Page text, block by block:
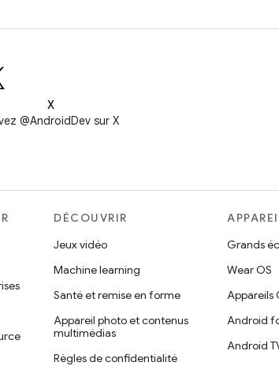
X
@AndroidDev sur X
DÉCOUVRIR
Jeux vidéo
Machine learning
Santé et remise en forme
Appareil photo et contenus
multimédias
Règles de confidentialité
Grands
Wear OS
Appareils
Android
Android